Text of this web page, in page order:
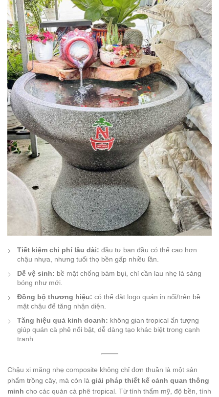
Tiết kiệm chi phí lâu dài: đầu tư ban đầu có thể cao hơn
chậu nhựa, nhưng tuổi thọ bền gấp nhiều lần.
Dễ vệ sinh: bề mặt chống bám bụi, chỉ cần lau nhẹ là sáng
bóng như mới.
Đồng bộ thương hiệu: có thể đặt logo quán in nổi/trên bề
mặt chậu để tăng nhận diện.
Tăng hiệu quả kinh doanh: không gian tropical ấn tượng
giúp quán cà phê nổi bật, dễ dàng tạo khác biệt trong cạnh
tranh.
Chậu xi măng nhẹ composite không chỉ đơn thuần là một sản
phẩm trồng cây, mà còn là giải pháp thiết kế cảnh quan thông
minh cho các quán cà phê tropical. Từ tính thẩm mỹ, độ bền, tính